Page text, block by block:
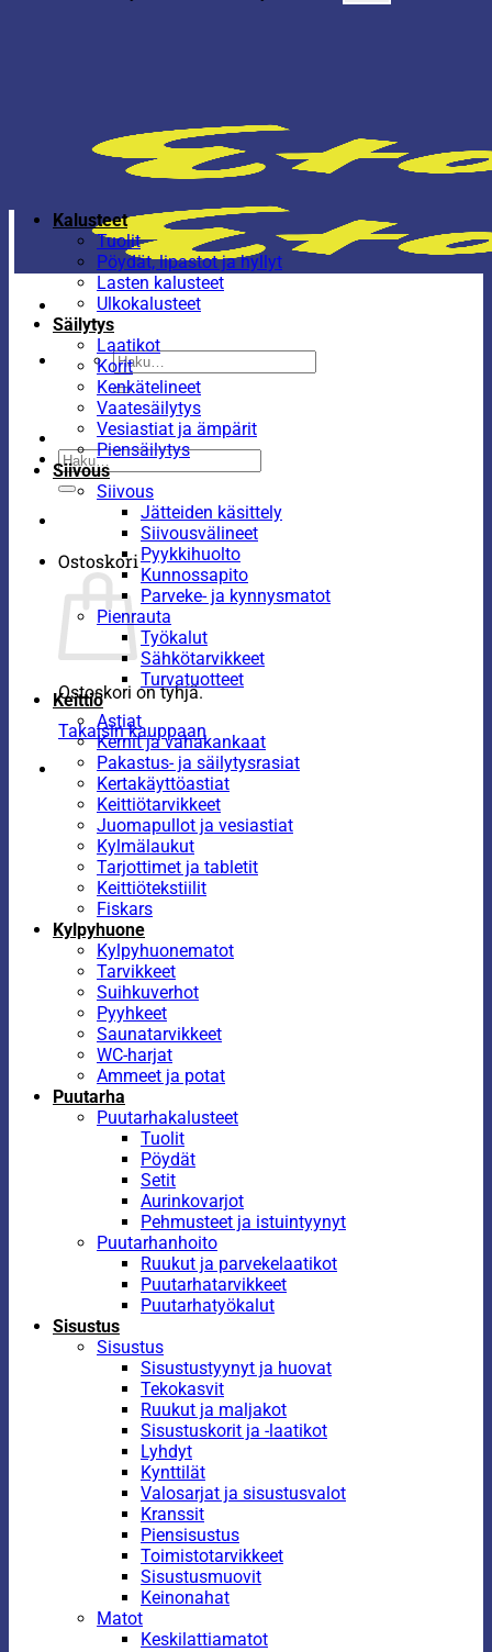
Etsi:
Etsi:
Ostoskori
Ostoskori on tyhjä.
Takaisin kauppaan
Kalusteet
Tuolit
Pöydät, lipastot ja hyllyt
Lasten kalusteet
Ulkokalusteet
Säilytys
Laatikot
Korit
Kenkätelineet
Vaatesäilytys
Vesiastiat ja ämpärit
Piensäilytys
Siivous
Siivous
Jätteiden käsittely
Siivousvälineet
Pyykkihuolto
Kunnossapito
Parveke- ja kynnysmatot
Pienrauta
Työkalut
Sähkötarvikkeet
Turvatuotteet
Keittiö
Astiat
Kernit ja vahakankaat
Pakastus- ja säilytysrasiat
Kertakäyttöastiat
Keittiötarvikkeet
Juomapullot ja vesiastiat
Kylmälaukut
Tarjottimet ja tabletit
Keittiötekstiilit
Fiskars
Kylpyhuone
Kylpyhuonematot
Tarvikkeet
Suihkuverhot
Pyyhkeet
Saunatarvikkeet
WC-harjat
Ammeet ja potat
Puutarha
Puutarhakalusteet
Tuolit
Pöydät
Setit
Aurinkovarjot
Pehmusteet ja istuintyynyt
Puutarhanhoito
Ruukut ja parvekelaatikot
Puutarhatarvikkeet
Puutarhatyökalut
Sisustus
Sisustus
Sisustustyynyt ja huovat
Tekokasvit
Ruukut ja maljakot
Sisustuskorit ja -laatikot
Lyhdyt
Kynttilät
Valosarjat ja sisustusvalot
Kranssit
Piensisustus
Toimistotarvikkeet
Sisustusmuovit
Keinonahat
Matot
Keskilattiamatot